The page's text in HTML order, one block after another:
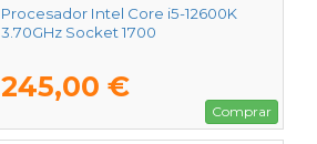
Procesador Intel Core i5-12600K
3.70GHz Socket 1700
245,00 €
Comprar